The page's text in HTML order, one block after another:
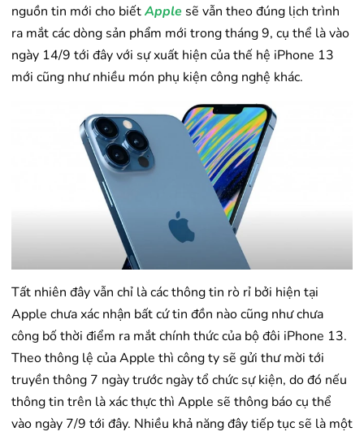
nguồn tin mới cho biếtApple sẽ vẫn theo đúng lịch trình
ra mắt các dòng sản phẩm mới trong tháng 9, cụ thể là vào
ngày 14/9 tới đây với sự xuất hiện của thế hệ iPhone 13
mới cũng như nhiều món phụ kiện công nghệ khác.
Tất nhiên đây vẫn chỉ là các thông tin rò rỉ bởi hiện tại
Apple chưa xác nhận bất cứ tin đồn nào cũng như chưa
công bố thời điểm ra mắt chính thức của bộ đôi iPhone 13.
Theo thông lệ của Apple thì công ty sẽ gửi thư mời tới
truyền thông 7 ngày trước ngày tổ chức sự kiện, do đó nếu
thông tin trên là xác thực thì Apple sẽ thông báo cụ thể
vào ngày 7/9 tới đây. Nhiều khả năng đây tiếp tục sẽ là một